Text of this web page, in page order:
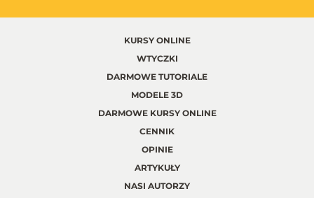
KURSY ONLINE
WTYCZKI
DARMOWE TUTORIALE
MODELE 3D
DARMOWE KURSY ONLINE
CENNIK
OPINIE
ARTYKUŁY
NASI AUTORZY